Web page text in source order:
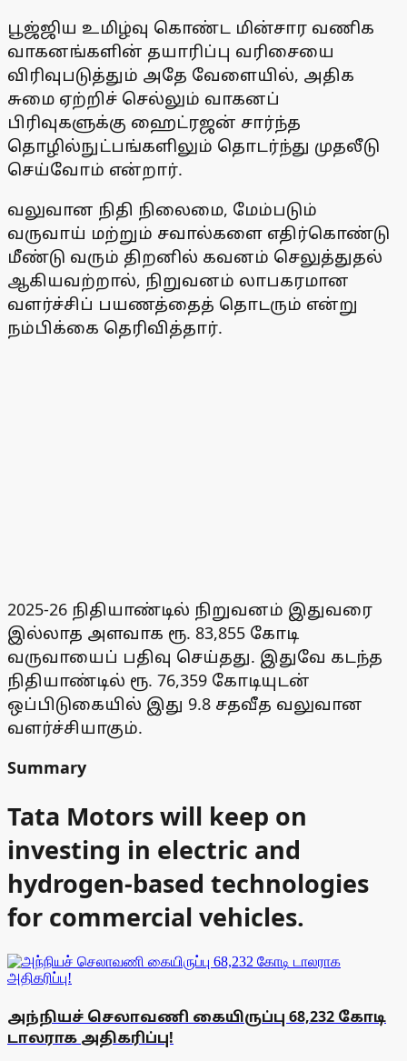
பூஜ்ஜிய உமிழ்வு கொண்ட மின்சார வணிக
வாகனங்களின் தயாரிப்பு வரிசையை
விரிவுபடுத்தும் அதே வேளையில், அதிக
சுமை ஏற்றிச் செல்லும் வாகனப்
பிரிவுகளுக்கு ஹைட்ரஜன் சார்ந்த
தொழில்நுட்பங்களிலும் தொடர்ந்து முதலீடு
செய்வோம் என்றார்.
வலுவான நிதி நிலைமை, மேம்படும்
வருவாய் மற்றும் சவால்களை எதிர்கொண்டு
மீண்டு வரும் திறனில் கவனம் செலுத்துதல்
ஆகியவற்றால், நிறுவனம் லாபகரமான
வளர்ச்சிப் பயணத்தைத் தொடரும் என்று
நம்பிக்கை தெரிவித்தார்.
2025-26 நிதியாண்டில் நிறுவனம் இதுவரை
இல்லாத அளவாக ரூ. 83,855 கோடி
வருவாயைப் பதிவு செய்தது. இதுவே கடந்த
நிதியாண்டில் ரூ. 76,359 கோடியுடன்
ஒப்பிடுகையில் இது 9.8 சதவீத வலுவான
வளர்ச்சியாகும்.
Summary
Tata Motors will keep on
investing in electric and
hydrogen-based technologies
for commercial vehicles.
அந்நியச் செலாவணி கையிருப்பு 68,232 கோடி
டாலராக அதிகரிப்பு!